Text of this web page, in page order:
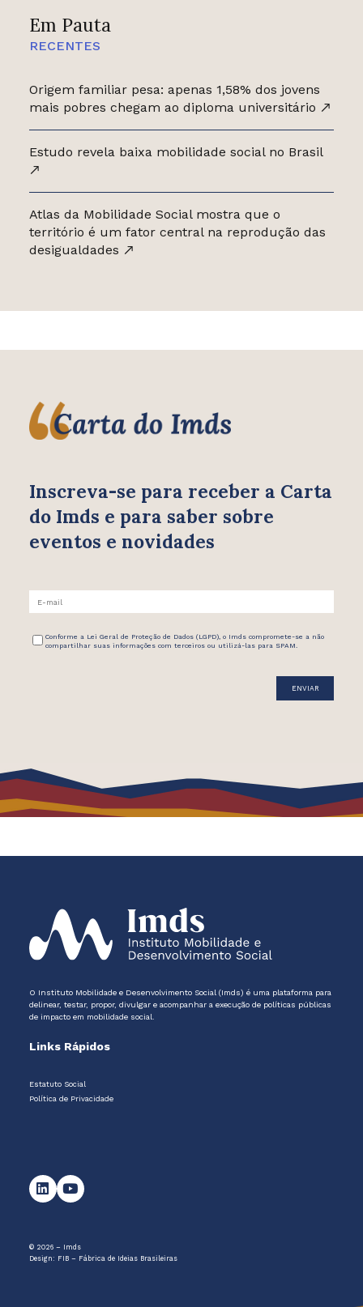
Em Pauta
RECENTES
Origem familiar pesa: apenas 1,58% dos jovens
mais pobres chegam ao diploma universitário
Estudo revela baixa mobilidade social no Brasil
Atlas da Mobilidade Social mostra que o
território é um fator central na reprodução das
desigualdades
Inscreva-se para receber a Carta
do Imds e para saber sobre
eventos e novidades
Conforme a Lei Geral de Proteção de Dados (LGPD), o Imds compromete-se a não
compartilhar suas informações com terceiros ou utilizá-las para SPAM.
O Instituto Mobilidade e Desenvolvimento Social (Imds) é uma plataforma para
delinear, testar, propor, divulgar e acompanhar a execução de políticas públicas
de impacto em mobilidade social.
Links Rápidos
Estatuto Social
Política de Privacidade
© 2026 – Imds
Design: FIB – Fábrica de Ideias Brasileiras